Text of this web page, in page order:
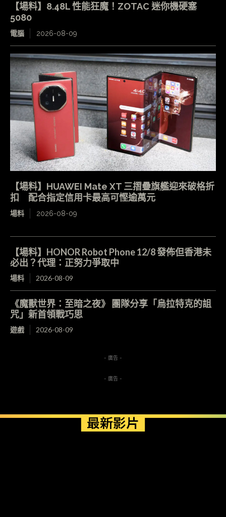
【場料】8.48L 性能狂魔！ZOTAC 迷你機硬塞
5080
電腦 2026-08-09
【場料】HUAWEI Mate XT 三摺疊旗艦迎來破格折
扣 配合指定信用卡最高可慳逾萬元
場料 2026-08-09
【場料】HONOR Robot Phone 12/8 發佈但香港未
必出？代理：正努力爭取中
場料 2026-08-09
《魔獸世界：至暗之夜》 團隊分享「烏拉特克的詛
咒」新首領戰巧思
遊戲 2026-08-09
- 廣告 -
- 廣告 -
最新影片